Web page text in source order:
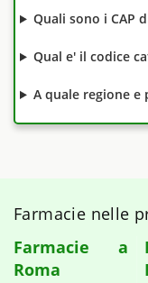
Quali sono i CAP
Qual e' il codice
A quale regione e
Farmacie nelle
Farmacie a
Roma